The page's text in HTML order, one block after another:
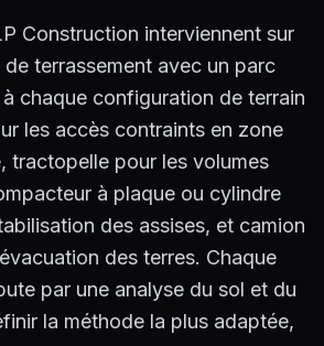
Construction interviennent sur
terrassement avec un parc
chaque configuration de terrain
les accès contraints en zone
tractopelle pour les volumes
à plaque ou cylindre
des assises, et camion
des terres. Chaque
par une analyse du sol et du
la méthode la plus adaptée,